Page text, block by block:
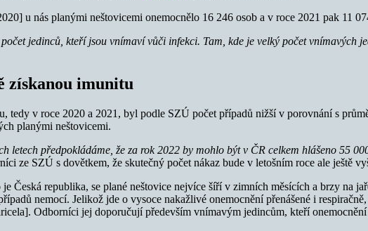
u nás planými neštovicemi onemocnělo 16 246 osob a v roce 2021 pak 11
počet jedinců, kteří jsou vnímaví vůči infekci. Tam, kde je velký počet vnímavých
získanou imunitu
tedy v roce 2020 a 2021, byl podle SZÚ počet případů nižší v porovnání s
planými neštovicemi.
letech předpokládáme, že za rok 2022 by mohlo být v ČR celkem hlášeno
ze SZÚ s dovětkem, že skutečný počet nákaz bude v letošním roce ale ještě
Česká republika, se plané neštovice nejvíce šíří v zimních měsících a brzy na
nemocí. Jelikož jde o vysoce nakažlivé onemocnění přenášené i
Odborníci jej doporučují především vnímavým jedincům, kteří